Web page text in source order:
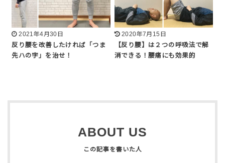
2021年4月30日
反り腰を改善したければ「つま
先ハの字」を治せ！
2020年7月15日
【反り腰】は２つの呼吸法で解
消できる！腰痛にも効果的
ABOUT US